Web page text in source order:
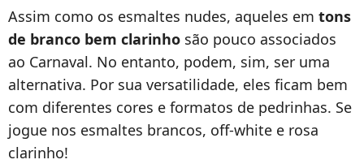
Assim como os esmaltes nudes, aqueles em tons
de branco bem clarinho são pouco associados
ao Carnaval. No entanto, podem, sim, ser uma
alternativa. Por sua versatilidade, eles ficam bem
com diferentes cores e formatos de pedrinhas. Se
jogue nos esmaltes brancos, off-white e rosa
clarinho!